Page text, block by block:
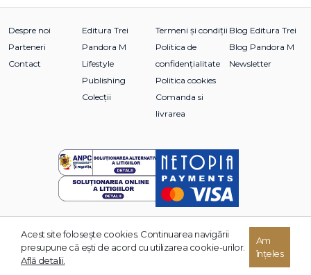
Despre noi
Parteneri
Contact
Editura Trei
Pandora M
Lifestyle
Publishing
Colecții
Termeni și condiții
Politica de
confidențialitate
Politica cookies
Comanda si
livrarea
Blog Editura Trei
Blog Pandora M
Newsletter
© 2026 Grupul Editorial TREI. Toate drepturile rezervate.
Acest site foloseşte cookies. Continuarea navigării
presupune că eşti de acord cu utilizarea cookie-urilor.
Află detalii.
Am
înțeles